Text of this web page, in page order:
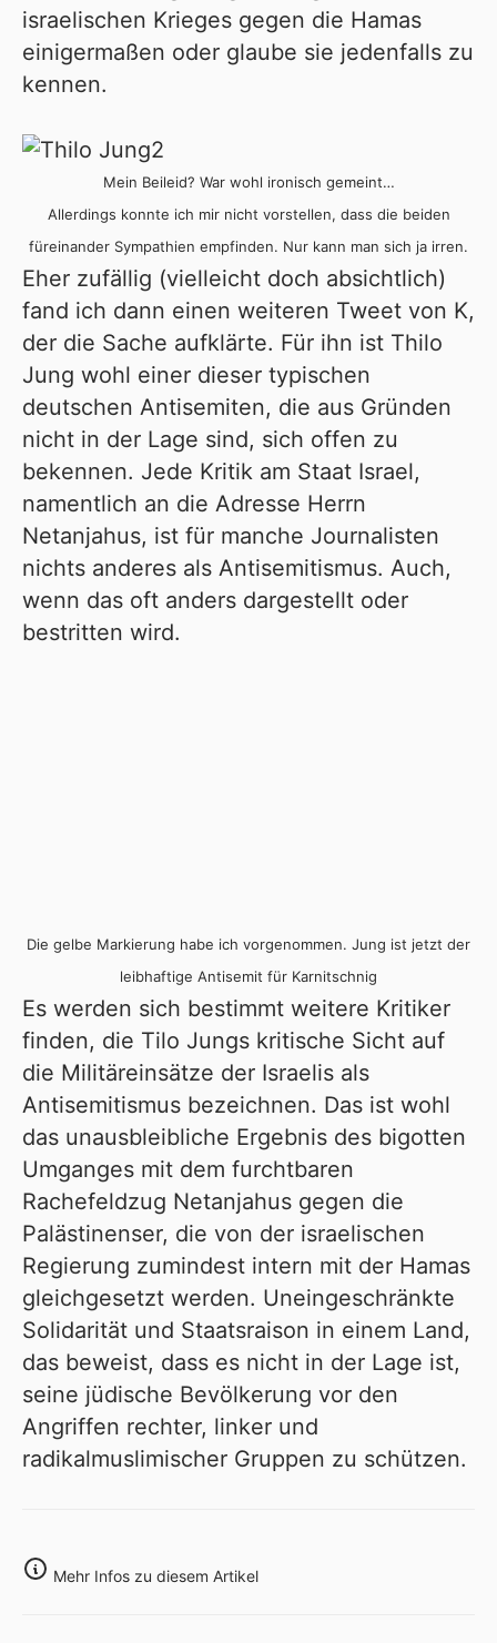
israelischen Krieges gegen die Hamas
einigermaßen oder glaube sie jedenfalls zu
kennen.
Mein Beileid? War wohl ironisch gemeint…
Allerdings konnte ich mir nicht vorstellen, dass die beiden
füreinander Sympathien empfinden. Nur kann man sich ja irren.
Eher zufällig (vielleicht doch absichtlich)
fand ich dann einen weiteren Tweet von K,
der die Sache aufklärte. Für ihn ist Thilo
Jung wohl einer dieser typischen
deutschen Antisemiten, die aus Gründen
nicht in der Lage sind, sich offen zu
bekennen. Jede Kritik am Staat Israel,
namentlich an die Adresse Herrn
Netanjahus, ist für manche Journalisten
nichts anderes als Antisemitismus. Auch,
wenn das oft anders dargestellt oder
bestritten wird.
Die gelbe Markierung habe ich vorgenommen. Jung ist jetzt der
leibhaftige Antisemit für Karnitschnig
Es werden sich bestimmt weitere Kritiker
finden, die Tilo Jungs kritische Sicht auf
die Militäreinsätze der Israelis als
Antisemitismus bezeichnen. Das ist wohl
das unausbleibliche Ergebnis des bigotten
Umganges mit dem furchtbaren
Rachefeldzug Netanjahus gegen die
Palästinenser, die von der israelischen
Regierung zumindest intern mit der Hamas
gleichgesetzt werden. Uneingeschränkte
Solidarität und Staatsraison in einem Land,
das beweist, dass es nicht in der Lage ist,
seine jüdische Bevölkerung vor den
Angriffen rechter, linker und
radikalmuslimischer Gruppen zu schützen.
Mehr Infos zu diesem Artikel